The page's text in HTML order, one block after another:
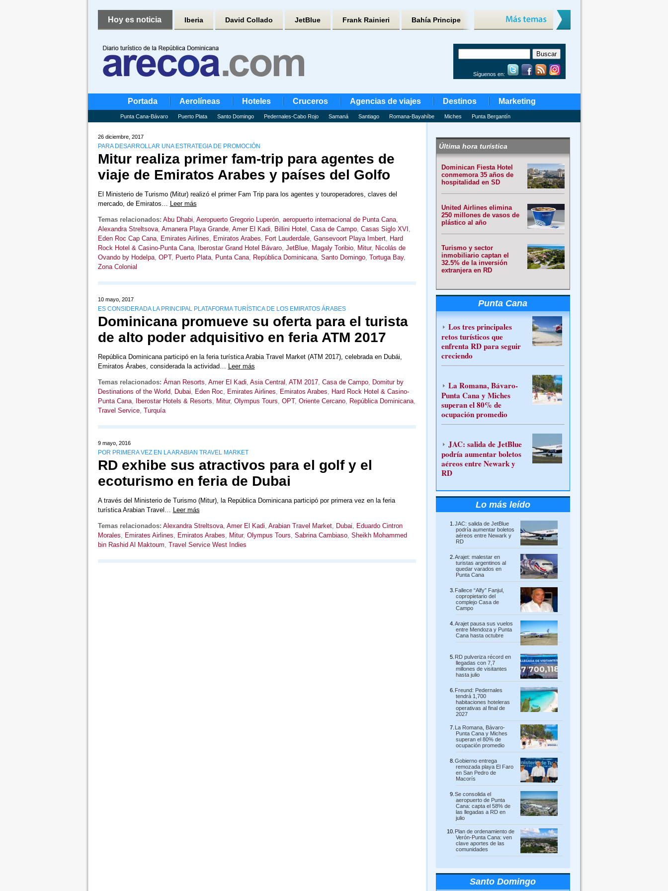
Hoy es noticia Iberia David Collado JetBlue Frank Rainieri Bahía Principe
Síguenos en:
Portada Aerolíneas Hoteles Cruceros Agencias de viajes Destinos Marketing
Punta Cana-Bávaro Puerto Plata Santo Domingo Pedernales-Cabo Rojo Samaná Santiago Romana-Bayahíbe Miches Punta Bergantín
26 diciembre, 2017
PARA DESARROLLAR UNA ESTRATEGIA DE PROMOCIÓN
Mitur realiza primer fam-trip para agentes de
viaje de Emiratos Arabes y países del Golfo
El Ministerio de Turismo (Mitur) realizó el primer Fam Trip para los agentes y touroperadores, claves del
mercado, de Emiratos… Leer más
Temas relacionados: Abu Dhabi, Aeropuerto Gregorio Luperón, aeropuerto internacional de Punta Cana,
Alexandra Streltsova, Amanera Playa Grande, Amer El Kadi, Billini Hotel , Casa de Campo, Casas Siglo XVI ,
Eden Roc Cap Cana, Emirates Airlines, Emiratos Arabes, Fort Lauderdale, Gansevoort Playa Imbert, Hard
Rock Hotel & Casino-Punta Cana, Iberostar Grand Hotel Bávaro, JetBlue, Magaly Toribio, Mitur, Nicolás de
Ovando by Hodelpa, OPT, Puerto Plata, Punta Cana, República Dominicana, Santo Domingo, Tortuga Bay,
Zona Colonial
10 mayo, 2017
ES CONSIDERADA LA PRINCIPAL PLATAFORMA TURÍSTICA DE LOS EMIRATOS ÁRABES
Dominicana promueve su oferta para el turista
de alto poder adquisitivo en feria ATM 2017
República Dominicana participó en la feria turística Arabia Travel Market (ATM 2017), celebrada en Dubái,
Emiratos Árabes, considerada la actividad… Leer más
Temas relacionados: Áman Resorts, Amer El Kadi, Asia Central , ATM 2017, Casa de Campo, Domitur by
Destinations of the World, Dubai, Eden Roc, Emirates Airlines, Emiratos Arabes, Hard Rock Hotel & Casino-
Punta Cana, Iberostar Hotels & Resorts, Mitur, Olympus Tours, OPT, Oriente Cercano, República Dominicana,
Travel Service, Turquía
9 mayo, 2016
POR PRIMERA VEZ EN LA ARABIAN TRAVEL MARKET
RD exhibe sus atractivos para el golf y el
ecoturismo en feria de Dubai
A través del Ministerio de Turismo (Mitur), la República Dominicana participó por primera vez en la feria
turística Arabian Travel… Leer más
Temas relacionados: Alexandra Streltsova, Amer El Kadi, Arabian Travel Market, Dubai, Eduardo Cintron
Morales, Emirates Airlines, Emiratos Arabes, Mitur, Olympus Tours, Sabrina Cambiaso, Sheikh Mohammed
bin Rashid Al Maktoum, Travel Service West Indies
Última hora turística
Dominican Fiesta Hotel
conmemora 35 años de
hospitalidad en SD
United Airlines elimina
250 millones de vasos de
plástico al año
Turismo y sector
inmobiliario captan el
32.5% de la inversión
extranjera en RD
Punta Cana
Los tres principales
retos turísticos que
enfrenta RD para seguir
creciendo
La Romana, Bávaro-
Punta Cana y Miches
superan el 80% de
ocupación promedio
JAC: salida de JetBlue
podría aumentar boletos
aéreos entre Newark y
RD
Lo más leído
JAC: salida de JetBlue
podría aumentar boletos
aéreos entre Newark y
RD
Arajet: malestar en
turistas argentinos al
quedar varados en
Punta Cana
Fallece “Alfy” Fanjul,
copropietario del
complejo Casa de
Campo
Arajet pausa sus vuelos
entre Mendoza y Punta
Cana hasta octubre
RD pulveriza récord en
llegadas con 7,7
millones de visitantes
hasta julio
Freund: Pedernales
tendrá 1,700
habitaciones hoteleras
operativas al final de
2027
La Romana, Bávaro-
Punta Cana y Miches
superan el 80% de
ocupación promedio
Gobierno entrega
remozada playa El Faro
en San Pedro de
Macorís
Se consolida el
aeropuerto de Punta
Cana: capta el 58% de
las llegadas a RD en
julio
Plan de ordenamiento de
Verón-Punta Cana: ven
clave aportes de las
comunidades
Santo Domingo